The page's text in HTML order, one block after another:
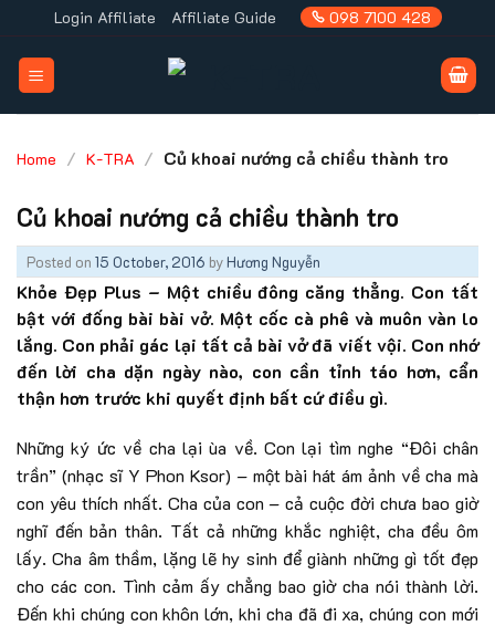
to
content
Login Affiliate Affiliate Guide 098 7100 428
Home / K-TRA / Củ khoai nướng cả chiều thành tro
Củ khoai nướng cả chiều thành tro
Posted on 15 October, 2016 byHương Nguyễn
Khỏe Đẹp Plus – Một chiều đông căng thẳng. Con tất
bật với đống bài bài vở. Một cốc cà phê và muôn vàn lo
lắng. Con phải gác lại tất cả bài vở đã viết vội. Con nhớ
đến lời cha dặn ngày nào, con cần tỉnh táo hơn, cẩn
thận hơn trước khi quyết định bất cứ điều gì.
Những ký ức về cha lại ùa về. Con lại tìm nghe “Đôi chân
trần” (nhạc sĩ Y Phon Ksor) – một bài hát ám ảnh về cha mà
con yêu thích nhất. Cha của con – cả cuộc đời chưa bao giờ
nghĩ đến bản thân. Tất cả những khắc nghiệt, cha đều ôm
lấy. Cha âm thầm, lặng lẽ hy sinh để giành những gì tốt đẹp
cho các con. Tình cảm ấy chẳng bao giờ cha nói thành lời.
Đến khi chúng con khôn lớn, khi cha đã đi xa, chúng con mới